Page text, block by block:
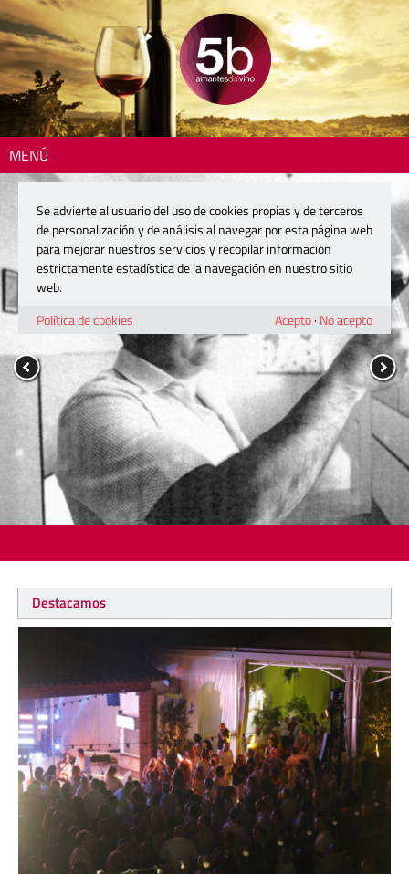
MENÚ
Destacamos
Se advierte al usuario del uso de cookies propias y de terceros
de personalización y de análisis al navegar por esta página web
para mejorar nuestros servicios y recopilar información
estrictamente estadística de la navegación en nuestro sitio
web.
Política de cookies
Acepto· No acepto